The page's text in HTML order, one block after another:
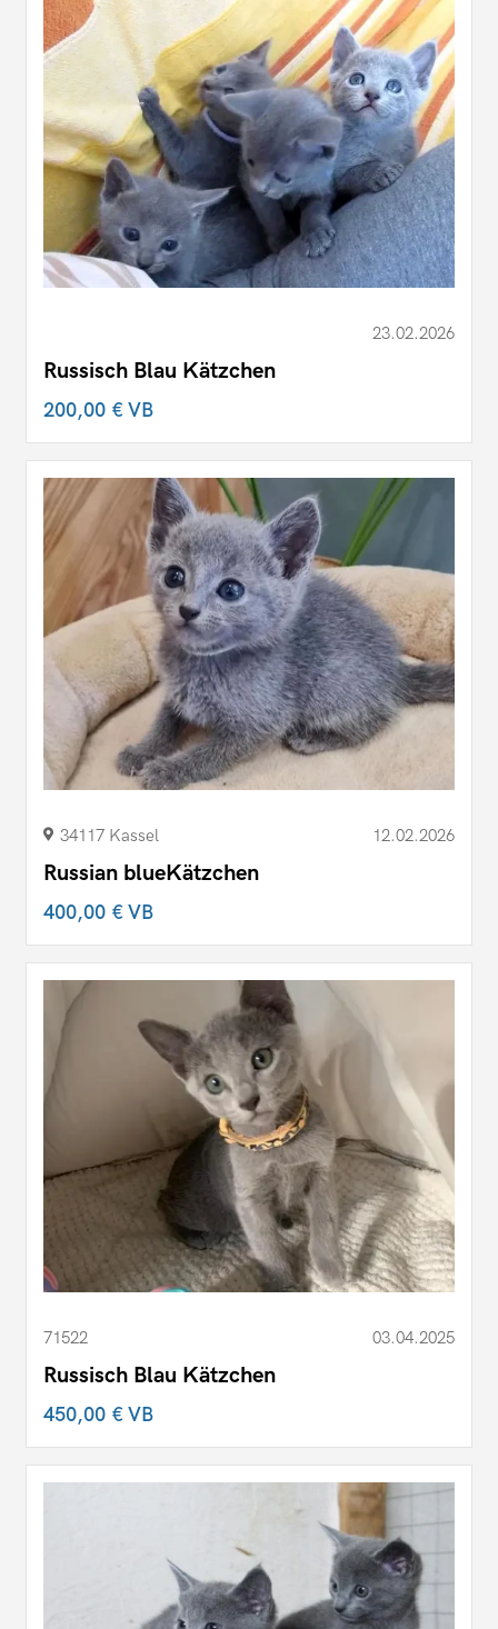
23.02.2026
Russisch Blau Kätzchen
200,00 €VB
34117 Kassel 12.02.2026
Russian blueKätzchen
400,00 €VB
71522 03.04.2025
Russisch Blau Kätzchen
450,00 €VB